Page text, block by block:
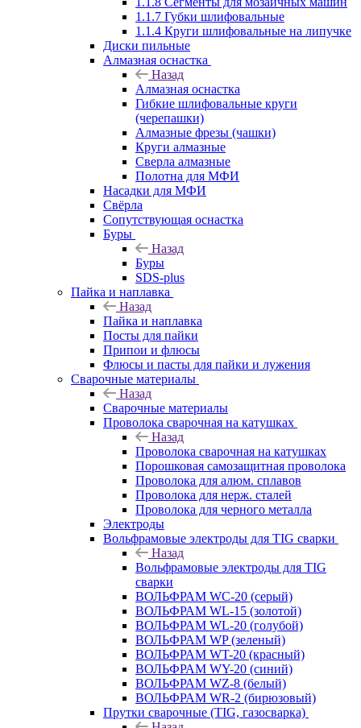
1.1.7 Губки шлифовальные
1.1.4 Круги шлифовальные на липучке
Диски пильные
Алмазная оснастка
Назад
Алмазная оснастка
Гибкие шлифовальные круги
(черепашки)
Алмазные фрезы (чашки)
Круги алмазные
Сверла алмазные
Полотна для МФИ
Насадки для МФИ
Свёрла
Сопутствующая оснастка
Буры
Назад
Буры
SDS-plus
Пайка и наплавка
Назад
Пайка и наплавка
Посты для пайки
Припои и флюсы
Флюсы и пасты для пайки и лужения
Сварочные материалы
Назад
Сварочные материалы
Проволока сварочная на катушках
Назад
Проволока сварочная на катушках
Порошковая самозащитная проволока
Проволока для алюм. сплавов
Проволока для нерж. сталей
Проволока для черного металла
Электроды
Вольфрамовые электроды для TIG сварки
Назад
Вольфрамовые электроды для TIG
сварки
ВОЛЬФРАМ WC-20 (серый)
ВОЛЬФРАМ WL-15 (золотой)
ВОЛЬФРАМ WL-20 (голубой)
ВОЛЬФРАМ WP (зеленый)
ВОЛЬФРАМ WT-20 (красный)
ВОЛЬФРАМ WY-20 (синий)
ВОЛЬФРАМ WZ-8 (белый)
ВОЛЬФРАМ WR-2 (бирюзовый)
Прутки сварочные (TIG, газосварка)